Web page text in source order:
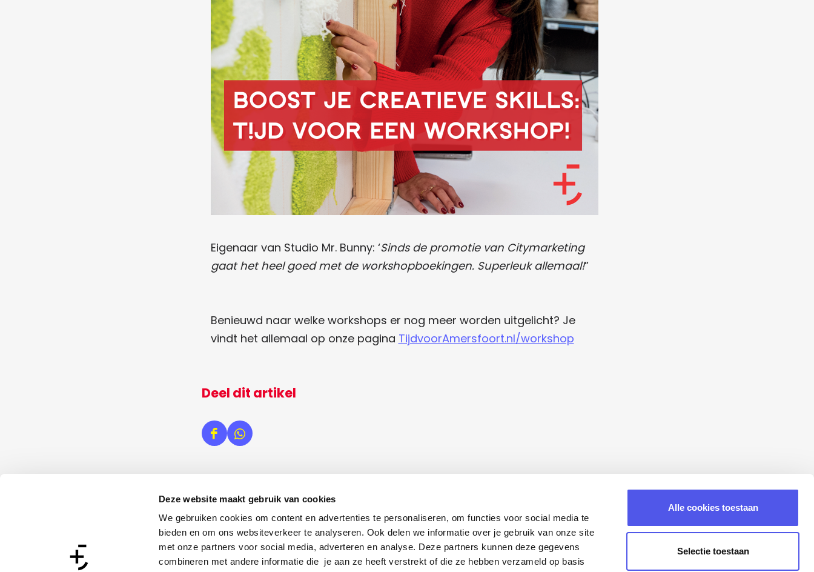
Deze website maakt gebruik van cookies
We gebruiken cookies om content en advertenties te personaliseren, om functies voor social media te
bieden en om ons websiteverkeer te analyseren. Ook delen we informatie over je gebruik van onze site
met onze partners voor social media, adverteren en analyse. Deze partners kunnen deze gegevens
combineren met andere informatie die je aan ze heeft verstrekt of die ze hebben verzameld op basis
Alle cookies toestaan
Selectie toestaan
Eigenaar van Studio Mr. Bunny: ‘Sinds de promotie van Citymarketing
gaat het heel goed met de workshopboekingen. Superleuk allemaal!”
Benieuwd naar welke workshops er nog meer worden uitgelicht? Je
vindt het allemaal op onze pagina TijdvoorAmersfoort.nl/workshop
Deel dit artikel
D
l
d
e
z
e
D
l
d
e
z
e
Evenement aanmelden